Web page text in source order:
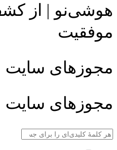
هوشی‌نو | از
موفقیت
مجوزهای سایت
مجوزهای سایت